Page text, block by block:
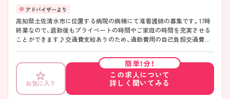
高知県土佐清水市に位置する病院の病棟にて准看護師の募集です。17時
終業なので、退勤後もプライベートの時間やご家庭の時間を充実させる
ことができます♪交通費支給ありのため、通勤費用の自己負担交通費代
お気に入り
簡単1分！
この求人について
詳しく聞いてみる